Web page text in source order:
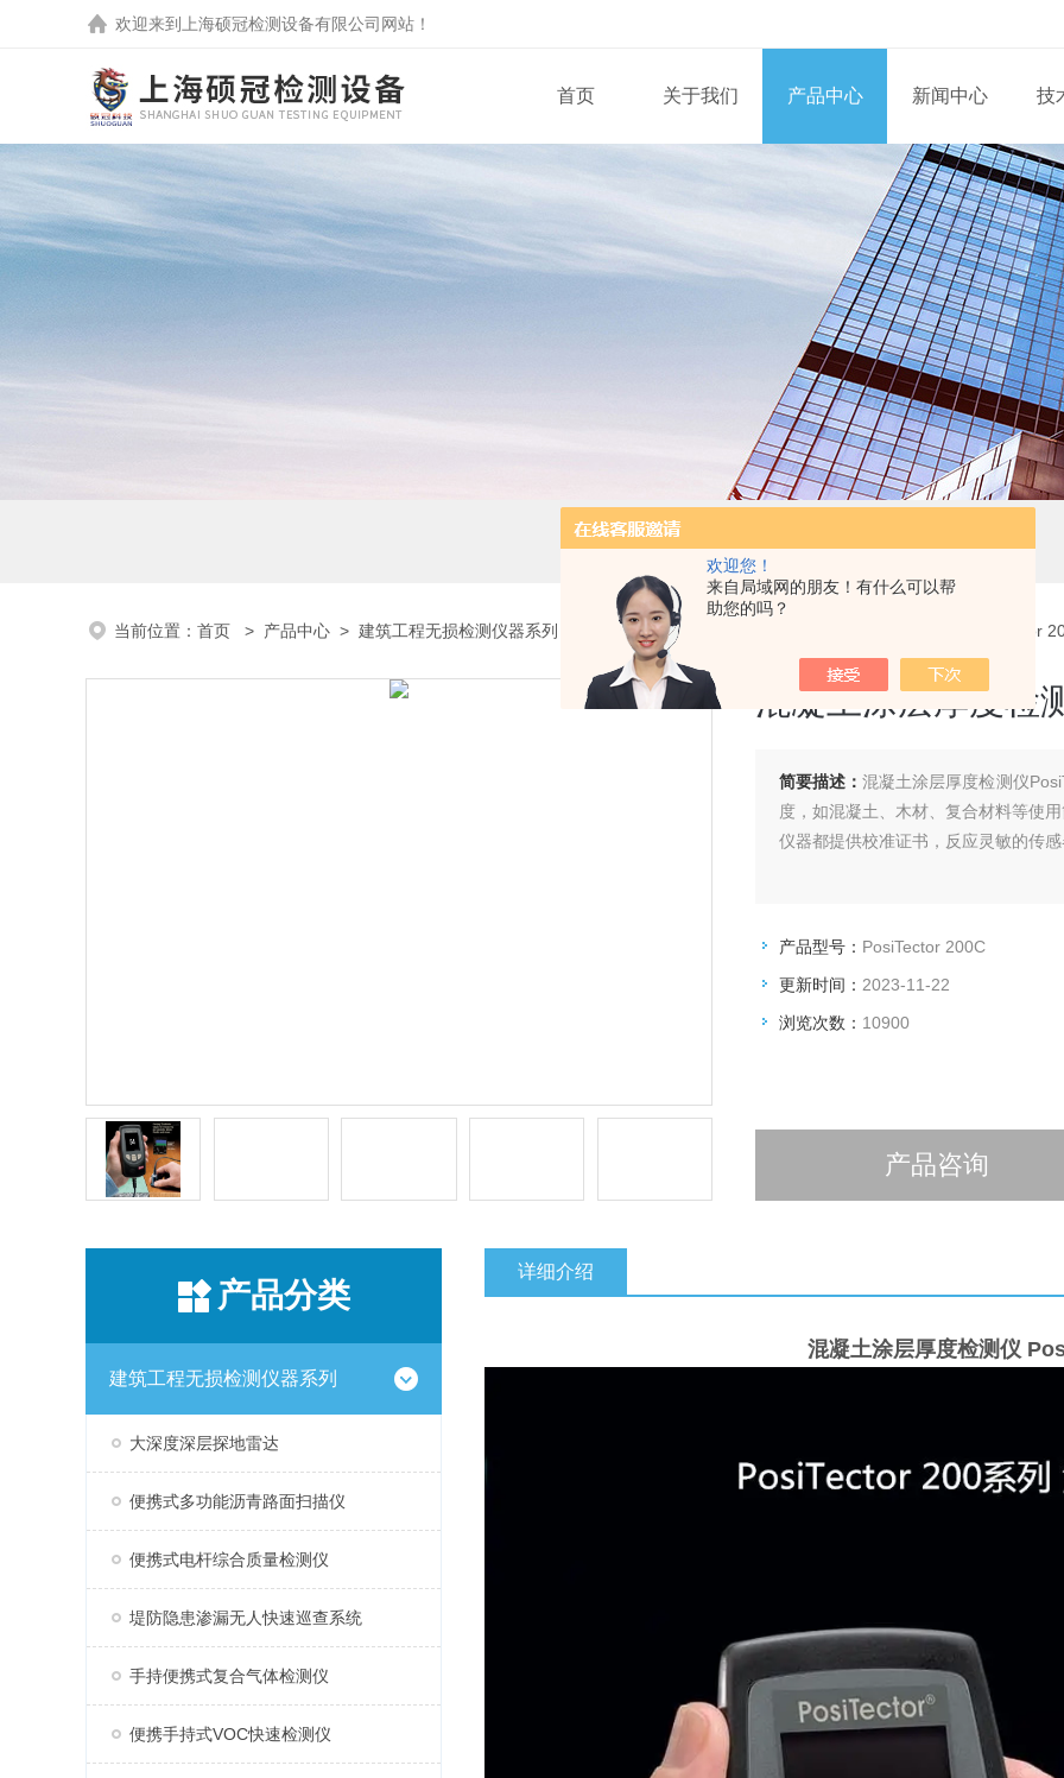
欢迎您！
来自局域网的朋友！有什么可以帮
助您的吗？
欢迎来到 上海硕冠检测设备有限公司 网站！
首页 关于我们 产品中心 新闻中心 技
当前位置： 首页 > 产品中心 > 建筑工程无损检测仪器系列 超声波测厚仪、涂镀层厚度检测仪，涂层测厚仪 > PosiTector
混凝土涂层厚度检
简要描述： 混凝土涂层厚度检测仪
度，如混凝土、木材、复合材料等使
仪器都提供校准证书，反应灵敏的传
产品型号： PosiTector 200C
更新时间： 2023-11-22
浏览次数： 10900
产品咨询
产品分类
建筑工程无损检测仪器系列
大深度深层探地雷达
便携式多功能沥青路面扫描仪
便携式电杆综合质量检测仪
堤防隐患渗漏无人快速巡查系统
手持便携式复合气体检测仪
便携手持式VOC快速检测仪
详细介绍
混凝土涂层厚度检测仪